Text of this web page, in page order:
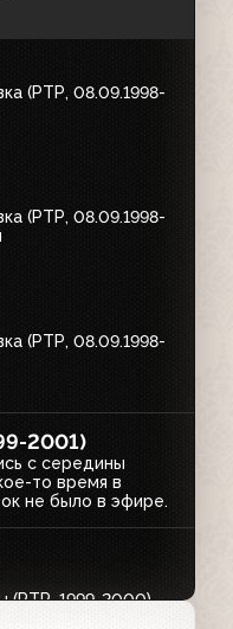
(РТР, 08.09.1998-
(РТР, 08.09.1998-
(РТР, 08.09.1998-
2001)
с середины
то время в
не было в эфире.
(РТР, 1999-2000)